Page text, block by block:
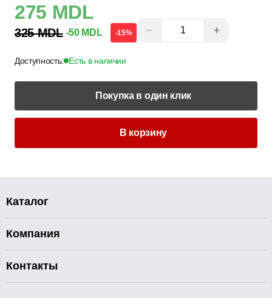
275 MDL
325 MDL -50 MDL -15% − +
Доступность: Есть в наличии
Покупка в один клик
В корзину
Каталог
Компания
Контакты